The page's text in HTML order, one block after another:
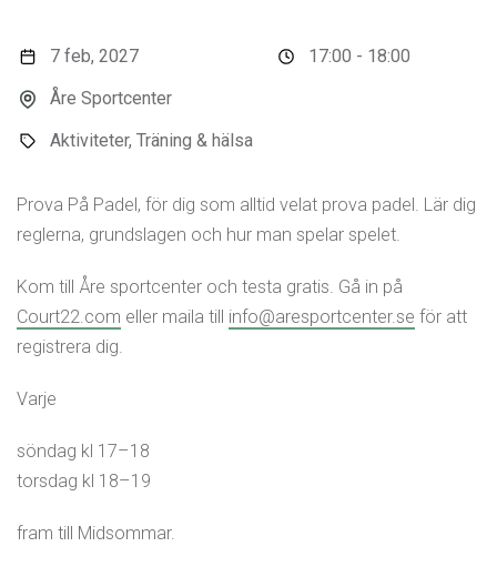
7 feb, 2027
Åre Sportcenter
Aktiviteter, Träning & hälsa
17:00 - 18:00
Prova På Padel, för dig som alltid velat prova padel. Lär dig
reglerna, grundslagen och hur man spelar spelet.
Kom till Åre sportcenter och testa gratis. Gå in på
Court22.com eller maila till info@aresportcenter.se för att
registrera dig.
Varje
söndag kl 17–18
torsdag kl 18–19
fram till Midsommar.